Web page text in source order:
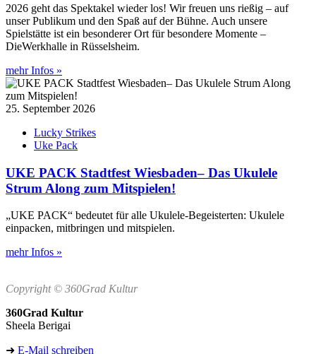
2026 geht das Spektakel wieder los! Wir freuen uns rießig – auf
unser Publikum und den Spaß auf der Bühne. Auch unsere
Spielstätte ist ein besonderer Ort für besondere Momente –
DieWerkhalle in Rüsselsheim.
mehr Infos »
25. September 2026
Lucky Strikes
Uke Pack
UKE PACK Stadtfest Wiesbaden– Das Ukulele
Strum Along zum Mitspielen!
„UKE PACK“ bedeutet für alle Ukulele-Begeisterten: Ukulele
einpacken, mitbringen und mitspielen.
mehr Infos »
Copyright © 360Grad Kultur
360Grad Kultur
Sheela Berigai
➜ E-Mail schreiben